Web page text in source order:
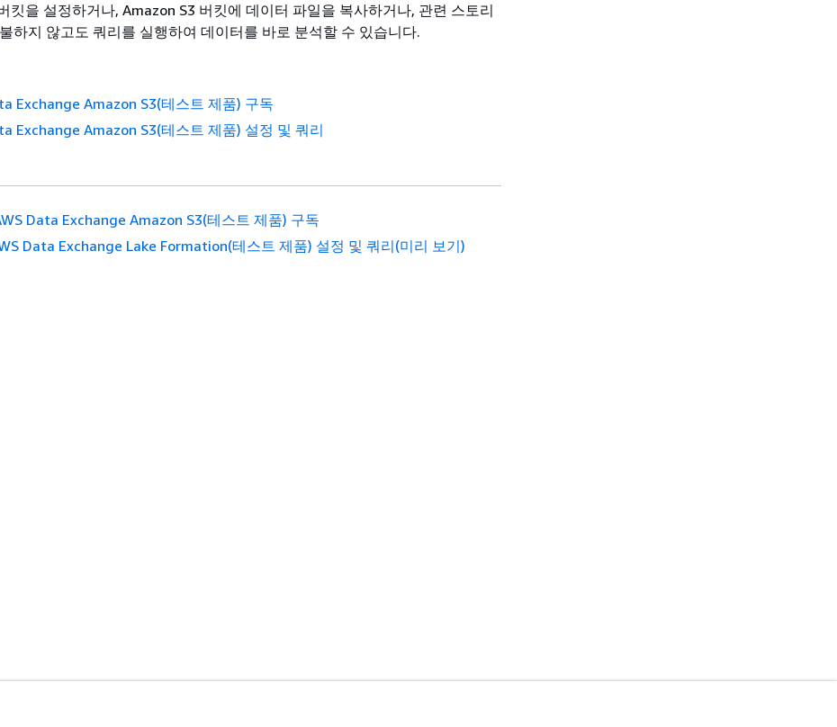
킷을 설정하거나, Amazon S3 버킷에 데이터 파일을 복사하거나, 관련 스토리
하지 않고도 쿼리를 실행하여 데이터를 바로 분석할 수 있습니다.
Exchange Amazon S3(테스트 제품) 구독
Exchange Amazon S3(테스트 제품) 설정 및 쿼리
Data Exchange Amazon S3(테스트 제품) 구독
Data Exchange Lake Formation(테스트 제품) 설정 및 쿼리(미리 보기)